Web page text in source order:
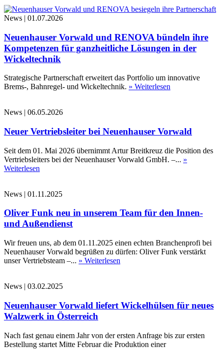
News | 01.07.2026
Neuenhauser Vorwald und RENOVA bündeln ihre
Kompetenzen für ganzheitliche Lösungen in der
Wickeltechnik
Strategische Partnerschaft erweitert das Portfolio um innovative
Brems-, Bahnregel- und Wickeltechnik. » Weiterlesen
News | 06.05.2026
Neuer Vertriebsleiter bei Neuenhauser Vorwald
Seit dem 01. Mai 2026 übernimmt Artur Breitkreuz die Position des
Vertriebsleiters bei der Neuenhauser Vorwald GmbH. –... »
Weiterlesen
News | 01.11.2025
Oliver Funk neu in unserem Team für den Innen-
und Außendienst
Wir freuen uns, ab dem 01.11.2025 einen echten Branchenprofi bei
Neuenhauser Vorwald begrüßen zu dürfen: Oliver Funk verstärkt
unser Vertriebsteam –... » Weiterlesen
News | 03.02.2025
Neuenhauser Vorwald liefert Wickelhülsen für neues
Walzwerk in Österreich
Nach fast genau einem Jahr von der ersten Anfrage bis zur ersten
Bestellung startet Mitte Februar die Produktion einer